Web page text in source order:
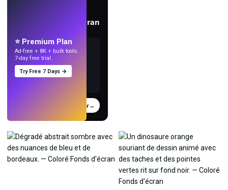
Créez des fonds d'écran
Essayer→
⭐ Premium Plan
Ad-free + 8K + bulk tools.
7-day free trial.
Try Free 7 Days →